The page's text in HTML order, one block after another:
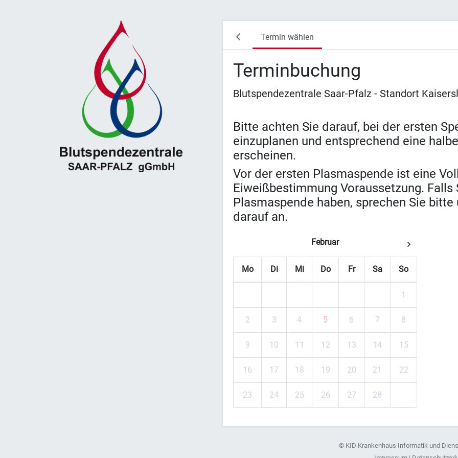
Termin wählen
Terminbuchung
Blutspendezentrale Saar-Pfalz - Standort
Bitte achten Sie darauf, bei der ersten
einzuplanen und entsprechend eine
erscheinen.
Vor der ersten Plasmaspende ist eine
Eiweißbestimmung Voraussetzung. Falls
Plasmaspende haben, sprechen Sie
darauf an.
Februar
Mo Di Mi Do Fr Sa So
1
2 3 4 5 6 7 8
9 10 11 12 13 14 15
16 17 18 19 20 21 22
23 24 25 26 27 28
© KID Krankenhaus Informatik und